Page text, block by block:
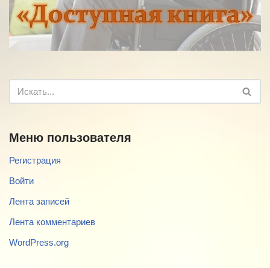
Меню пользователя
Регистрация
Войти
Лента записей
Лента комментариев
WordPress.org